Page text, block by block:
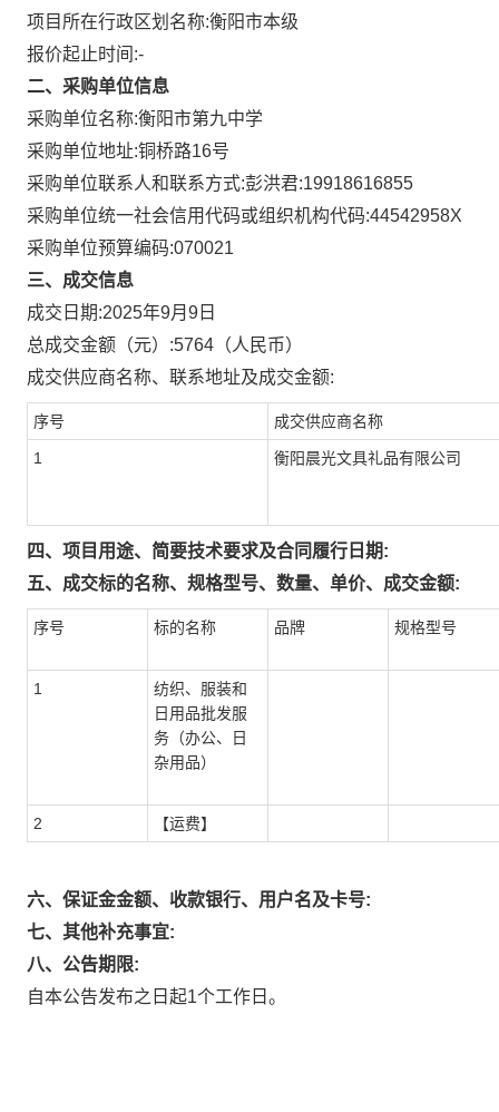
项目所在行政区划名称:衡阳市本级
报价起止时间:-
二、采购单位信息
采购单位名称:衡阳市第九中学
采购单位地址:铜桥路16号
采购单位联系人和联系方式:彭洪君:19918616855
采购单位统一社会信用代码或组织机构代码:44542958X
采购单位预算编码:070021
三、成交信息
成交日期:2025年9月9日
总成交金额（元）:5764 （人民币）
成交供应商名称、联系地址及成交金额:
序号 成交供应商名称
1 衡阳晨光文具礼品有限公司
四、项目用途、简要技术要求及合同履行日期:
五、成交标的名称、规格型号、数量、单价、成交金额:
序号 标的名称 品牌 规格型号
1
纺织、服装和
日用品批发服
务（办公、日
杂用品）
2 【运费】
六、保证金金额、收款银行、用户名及卡号:
七、其他补充事宜:
八、公告期限:
自本公告发布之日起1个工作日。